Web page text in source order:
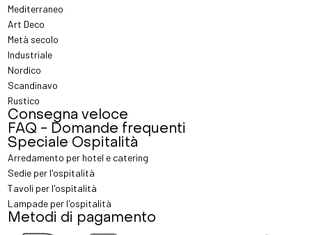
Mediterraneo
Art Deco
Metà secolo
Industriale
Nordico
Scandinavo
Rustico
Consegna veloce
FAQ - Domande frequenti
Speciale Ospitalità
Arredamento per hotel e catering
Sedie per l'ospitalità
Tavoli per l'ospitalità
Lampade per l'ospitalità
Metodi di pagamento